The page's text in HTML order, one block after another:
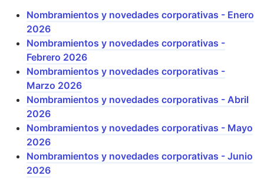
Nombramientos y novedades corporativas - Enero
2026
Nombramientos y novedades corporativas -
Febrero 2026
Nombramientos y novedades corporativas -
Marzo 2026
Nombramientos y novedades corporativas - Abril
2026
Nombramientos y novedades corporativas - Mayo
2026
Nombramientos y novedades corporativas - Junio
2026